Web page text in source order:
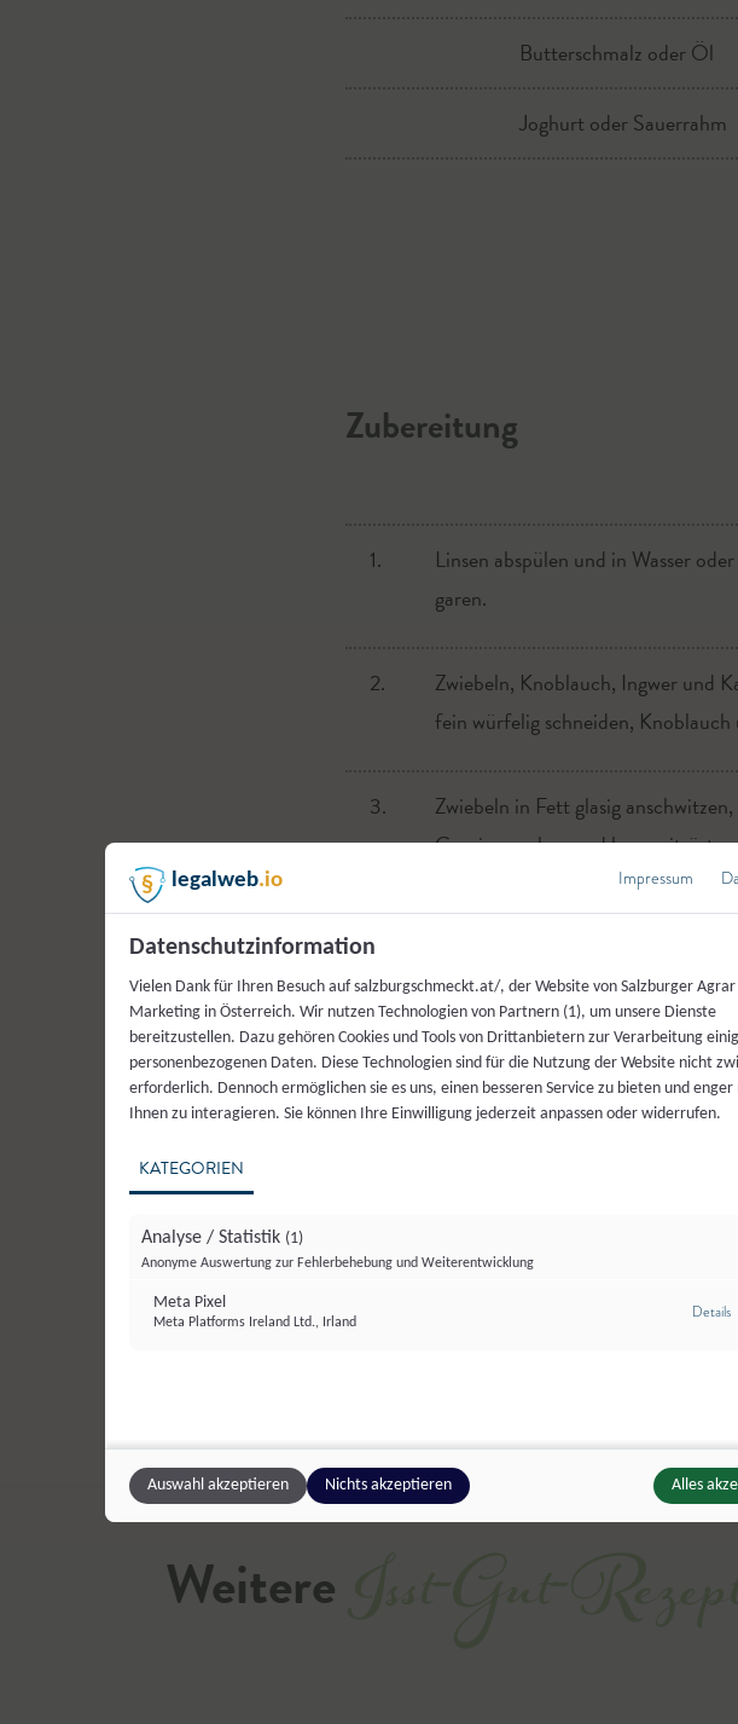
Butterschmalz oder Öl
Joghurt oder Sauerrahm
Zubereitung
1.
Linsen abspülen und in Wasser
garen.
2.
Zwiebeln, Knoblauch, Ingwer und
fein würfelig schneiden,
3.
Zwiebeln in Fett glasig
Cumin zugeben und kurz mitrösten.
Karotten zugeben und mit den
5.
Tomatenmark hinzugeben, ebenso
Minuten garen bis die Karotten
nochmals pikant abschmecken.
Zum Linseneintopf passt
Salzburger
Dieses Rezept
Weitere
legalweb.io Impressum
Datenschutzinformation
Vielen Dank für Ihren Besuch auf salzburgschmeckt.at/, der Website von Salzburger Agrar
Marketing in Österreich. Wir nutzen Technologien von Partnern (1), um unsere Dienste
bereitzustellen. Dazu gehören Cookies und Tools von Drittanbietern zur Verarbeitung
personenbezogenen Daten. Diese Technologien sind für die Nutzung der Website nicht
erforderlich. Dennoch ermöglichen sie es uns, einen besseren Service zu bieten und
Ihnen zu interagieren. Sie können Ihre Einwilligung jederzeit anpassen oder widerrufen.
KATEGORIEN
Analyse / Statistik (1)
Anonyme Auswertung zur Fehlerbehebung und Weiterentwicklung
Meta Pixel
Meta Platforms Ireland Ltd., Irland
Details
Auswahl akzeptieren Nichts akzeptieren Alles